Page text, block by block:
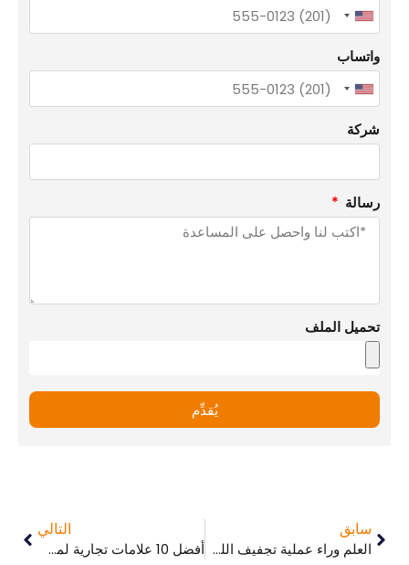
United
+1
واتساب
United
+1
شركة
رسالة
تحميل الملف
يُقدِّم
سابق
العلم وراء عملية تجفيف اللحوم: كيف تعمل ولماذا هي مفيدة
التالي
أفضل 10 علامات تجارية لمشروبات النبيذ الباردة في عام 2025